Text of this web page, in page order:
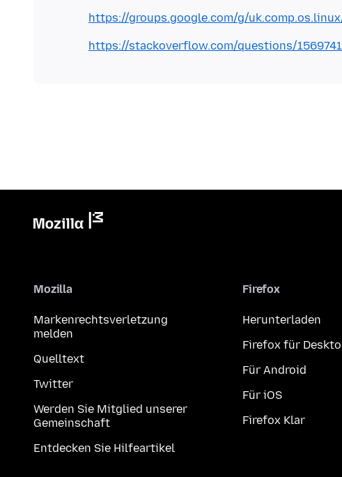
https://groups.google.com/g/
https://stackoverflow.com/questions/
Mozilla
Markenrechtsverletzung
melden
Quelltext
Twitter
Werden Sie Mitglied unserer
Gemeinschaft
Entdecken Sie Hilfeartikel
Firefox
Herunterladen
Firefox für
Für Android
Für iOS
Firefox Klar